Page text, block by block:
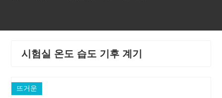
시험실 온도 습도 기후 계기
뜨거운